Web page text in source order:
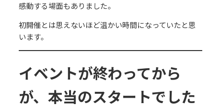
感動する場面もありました。
初開催とは思えないほど温かい時間になっていたと思
います。
イベントが終わってから
が、本当のスタートでした